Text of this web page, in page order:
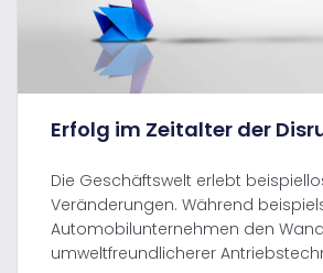
Erfolg im Zeitalter der
Die Geschäftswelt erlebt
Veränderungen. Während
Automobilunternehmen den
umweltfreundlicherer